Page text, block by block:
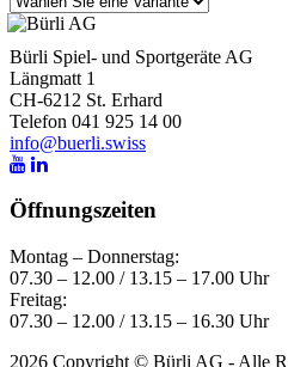
Bürli Spiel- und Sportgeräte AG
Längmatt 1
CH-6212 St. Erhard
Telefon 041 925 14 00
info@buerli.swiss
Öffnungszeiten
Montag – Donnerstag:
07.30 – 12.00 / 13.15 – 17.00 Uhr
Freitag:
07.30 – 12.00 / 13.15 – 16.30 Uhr
2026 Copyright © Bürli AG - Alle